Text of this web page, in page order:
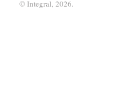
© Integral, 2026.